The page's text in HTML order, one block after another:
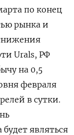
по конец
рынка и
Urals, РФ
на 0,5
февраля
в сутки.
являться